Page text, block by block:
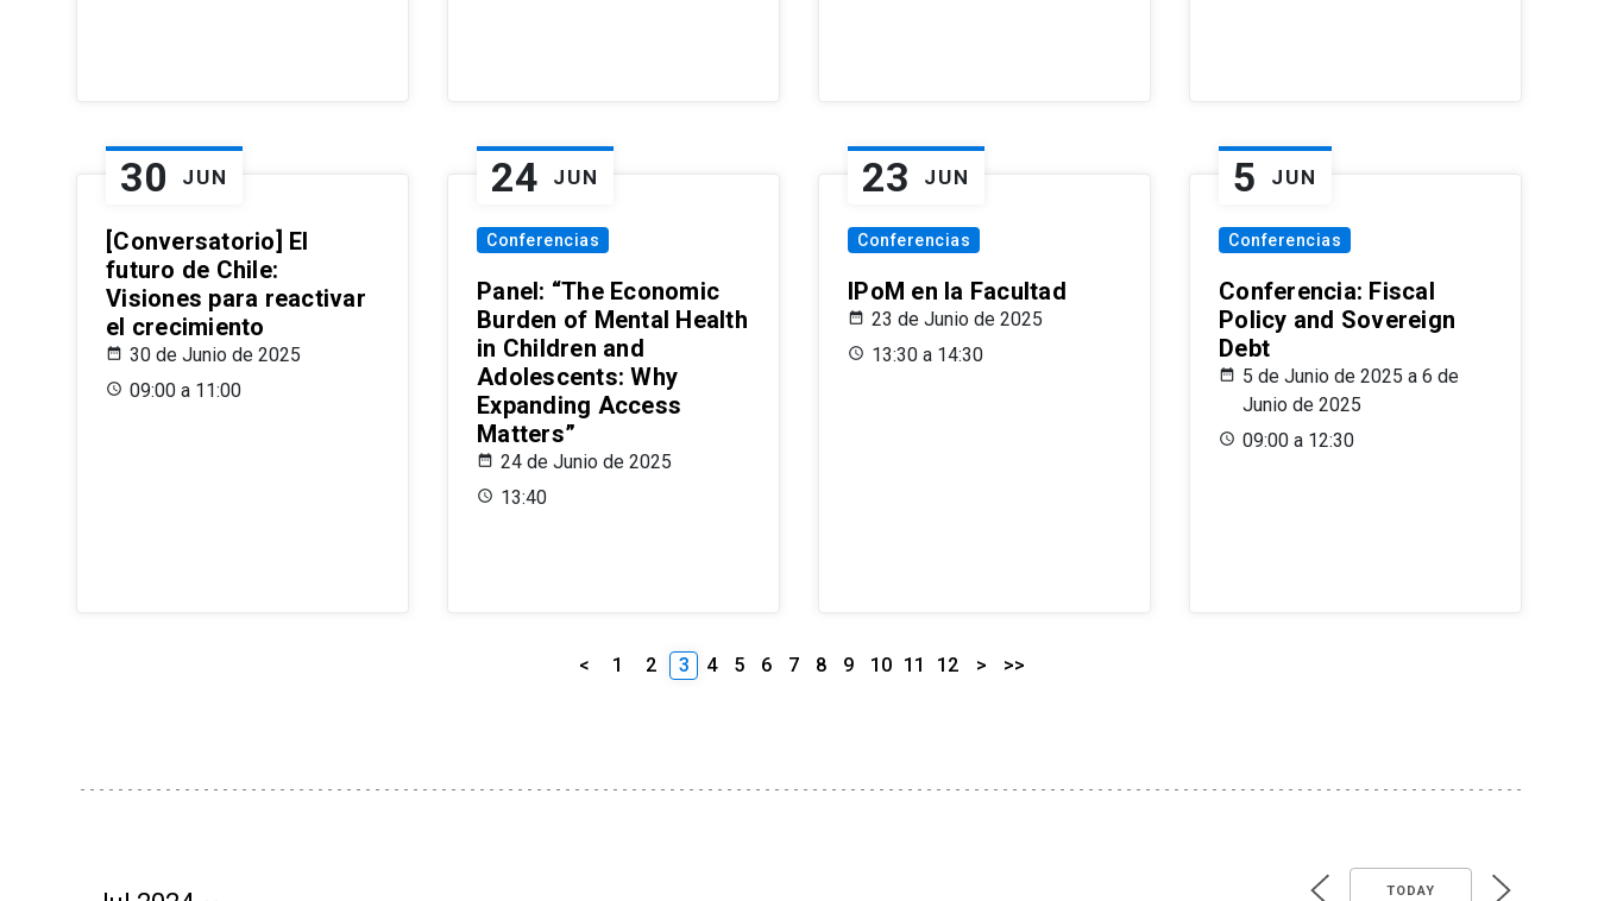
30 JUN
[Conversatorio] El
futuro de Chile:
Visiones para reactivar
el crecimiento
30 de Junio de 2025
09:00 a 11:00
24 JUN
Conferencias
Panel: “The Economic
Burden of Mental Health
in Children and
Adolescents: Why
Expanding Access
Matters”
24 de Junio de 2025
13:40
23 JUN
Conferencias
IPoM en la Facultad
23 de Junio de 2025
13:30 a 14:30
5 JUN
Conferencias
Conferencia: Fiscal
Policy and Sovereign
Debt
5 de Junio de 2025 a 6 de
Junio de 2025
09:00 a 12:30
< 1 2 3 4 5 6 7 8 9 10 11 12 > >>
TODAY